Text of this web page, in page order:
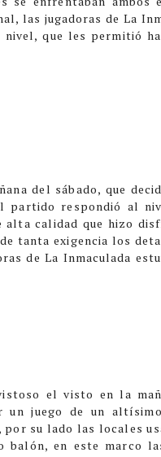
las jugadoras de La
que les permitió
del sábado, que
partido respondió al
calidad que hizo
tanta exigencia los
de La Inmaculada
el visto en la
un juego de un
su lado las locales
en este marco